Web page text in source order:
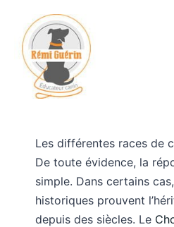
contenu
Les différentes races de
De toute évidence, la
simple. Dans certains
historiques prouvent
depuis des siècles. Le